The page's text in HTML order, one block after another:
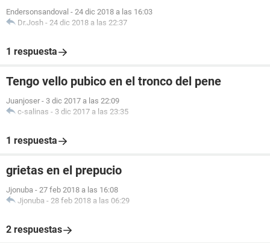
Endersonsandoval - 24 dic 2018 a las 16:03
Dr.Josh - 24 dic 2018 a las 22:37
1 respuesta
Tengo vello pubico en el tronco del pene
Juanjoser - 3 dic 2017 a las 22:09
c-salinas - 3 dic 2017 a las 23:35
1 respuesta
grietas en el prepucio
Jjonuba - 27 feb 2018 a las 16:08
Jjonuba - 28 feb 2018 a las 06:29
2 respuestas